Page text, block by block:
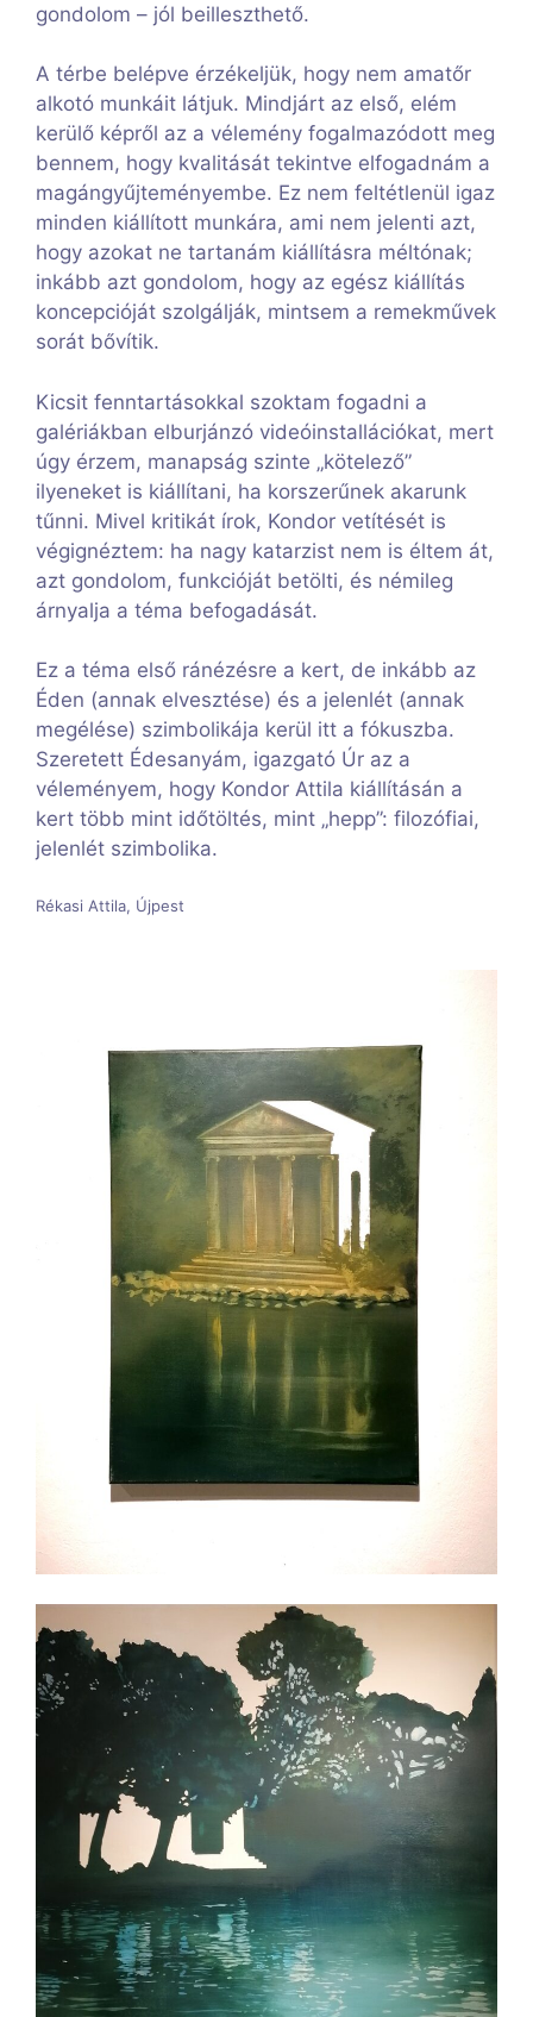
gondolom – jól beilleszthető.
A térbe belépve érzékeljük, hogy nem amatőr
alkotó munkáit látjuk. Mindjárt az első, elém
kerülő képről az a vélemény fogalmazódott meg
bennem, hogy kvalitását tekintve elfogadnám a
magángyűjteményembe. Ez nem feltétlenül igaz
minden kiállított munkára, ami nem jelenti azt,
hogy azokat ne tartanám kiállításra méltónak;
inkább azt gondolom, hogy az egész kiállítás
koncepcióját szolgálják, mintsem a remekművek
sorát bővítik.
Kicsit fenntartásokkal szoktam fogadni a
galériákban elburjánzó videóinstallációkat, mert
úgy érzem, manapság szinte „kötelező”
ilyeneket is kiállítani, ha korszerűnek akarunk
tűnni. Mivel kritikát írok, Kondor vetítését is
végignéztem: ha nagy katarzist nem is éltem át,
azt gondolom, funkcióját betölti, és némileg
árnyalja a téma befogadását.
Ez a téma első ránézésre a kert, de inkább az
Éden (annak elvesztése) és a jelenlét (annak
megélése) szimbolikája kerül itt a fókuszba.
Szeretett Édesanyám, igazgató Úr az a
véleményem, hogy Kondor Attila kiállításán a
kert több mint időtöltés, mint „hepp”: filozófiai,
jelenlét szimbolika.
Rékasi Attila, Újpest